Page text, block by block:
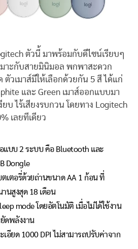
ตัวนี้ มาพร้อมกับดีไซน์เรียบๆ
าะกับสายมินิมอล พกพาสะดวก
วเมาส์มีให้เลือกด้วยกัน 5 สี ได้แก่
และ Green เมาส์ออกแบบมา
ยบ ไร้เสียงรบกวน โดยทาง Logitech
เลยทีเดียว
แบบ 2 ระบบ คือ Bluetooth และ
Dongle
เตอรี่ด้วยถ่านขนาด AA 1 ก้อน ที่
านสูงสุด 18 เดือน
mode โดยอัตโนมัติ เมื่อไม่ได้ใช้งาน
ดพลังงาน
เอียด 1000 DPI ไม่สามารถปรับค่าจาก